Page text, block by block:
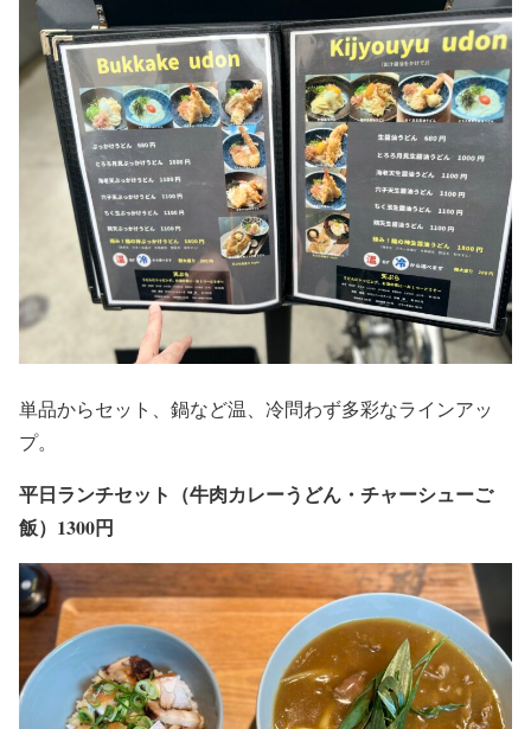
単品からセット、鍋など温、冷問わず多彩なラインアッ
プ。
平日ランチセット（牛肉カレーうどん・チャーシューご
飯）1300円